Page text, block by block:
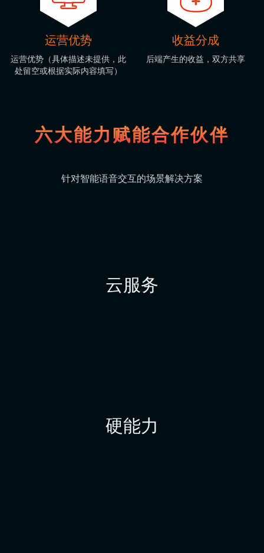
运营优势
运营优势（具体描述未提供，此
处留空或根据实际内容填写）
收益分成
后端产生的收益，双方共享
六大能力赋能合作伙伴
针对智能语音交互的场景解决方案
云服务
硬能力